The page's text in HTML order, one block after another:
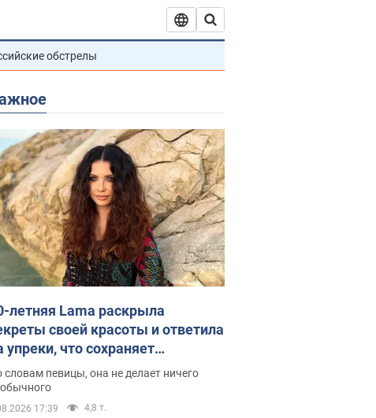
обстрелы
летняя Lama раскрыла
своей красоты и ответила
упреки, что сохраняет
ведь у нее нет детей
словам певицы, она не делает ничего
17:39 4,8 т.